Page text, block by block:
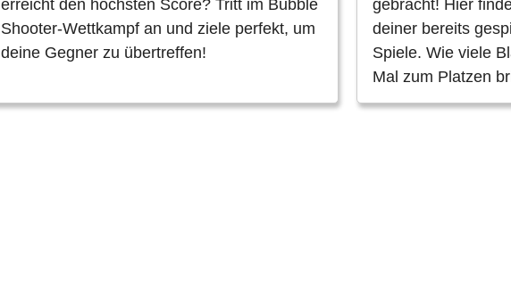
erreicht den höchsten Score? Tritt im Bubble
Shooter-Wettkampf an und ziele perfekt, um
deine Gegner zu übertreffen!
gebracht! Hier
deiner bereits
Spiele. Wie viele
Mal zum Platzen